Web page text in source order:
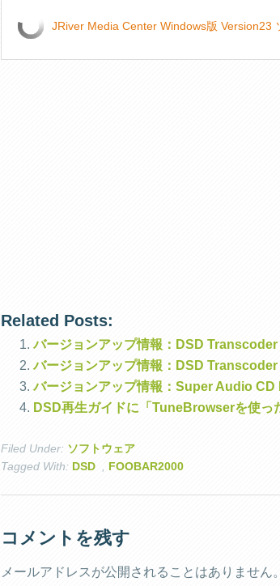
JRiver Media Center Windows版 Version23
Related Posts:
バージョンアップ情報：DSD Transcoder
バージョンアップ情報：DSD Transcoder
バージョンアップ情報：Super Audio
DSD再生ガイドに「TuneBrowserを使っ
Filed Under: ソフトウェア
Tagged With: DSD FOOBAR2000
コメントを残す
メールアドレスが公開されることはありません。